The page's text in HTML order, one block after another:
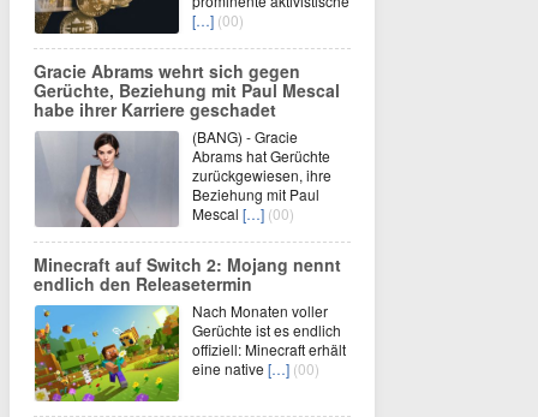
[…] (00)
Gracie Abrams wehrt sich gegen
Gerüchte, Beziehung mit Paul Mescal
habe ihrer Karriere geschadet
(BANG) - Gracie
Abrams hat Gerüchte
zurückgewiesen, ihre
Beziehung mit Paul
Mescal […] (00)
Minecraft auf Switch 2: Mojang nennt
endlich den Releasetermin
Nach Monaten voller
Gerüchte ist es endlich
offiziell: Minecraft erhält
eine native […] (00)